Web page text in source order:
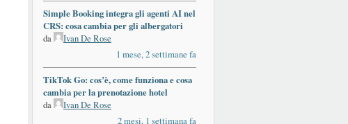
Simple Booking integra gli agenti AI nel
CRS: cosa cambia per gli albergatori
da
Ivan De Rose
1 mese, 2 settimane fa
TikTok Go: cos’è, come funziona e cosa
cambia per la prenotazione hotel
da
Ivan De Rose
2 mesi, 1 settimana fa